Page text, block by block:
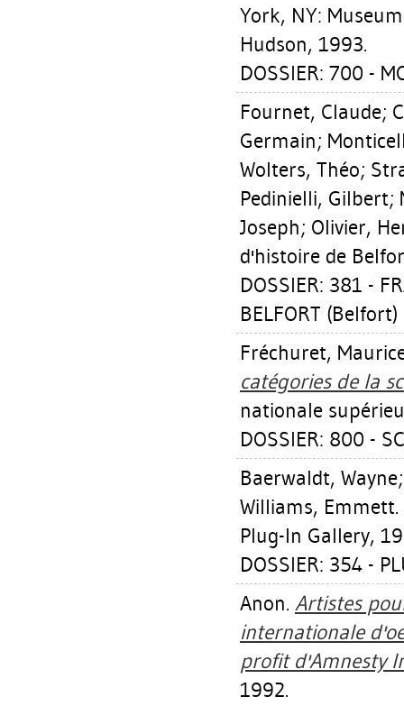
York, NY:
Hudson, 1993.
DOSSIER: 700 -
Fournet, Claude;
Germain;
Wolters, Théo;
Pedinielli, Gilbert;
Joseph; Olivier,
d'histoire de
DOSSIER: 381 -
BELFORT (Belfort)
Fréchuret,
catégories de la
nationale
DOSSIER: 800 -
Baerwaldt, Wayne
Williams, Emmett.
Plug-In Gallery,
DOSSIER: 354 -
Anon. Artistes
internationale
profit d'Amnesty
1992.